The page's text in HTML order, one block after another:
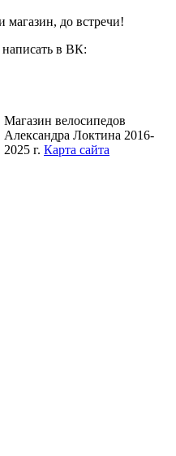
магазин, до встречи!
в ВК:
Магазин велосипедов
Александра Локтина 2016-
2025 г. Карта сайта